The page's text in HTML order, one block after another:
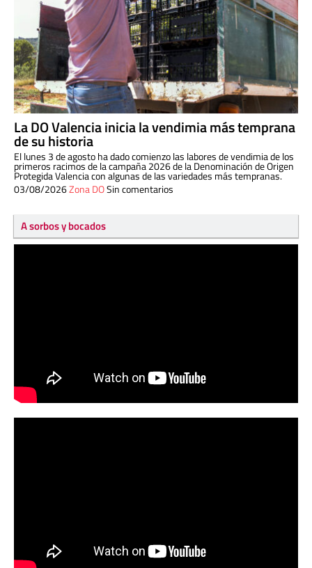
La DO Valencia inicia la vendimia más temprana
de su historia
El lunes 3 de agosto ha dado comienzo las labores de vendimia de los
primeros racimos de la campaña 2026 de la Denominación de Origen
Protegida Valencia con algunas de las variedades más tempranas.
03/08/2026Zona DOSin comentarios
A sorbos y bocados